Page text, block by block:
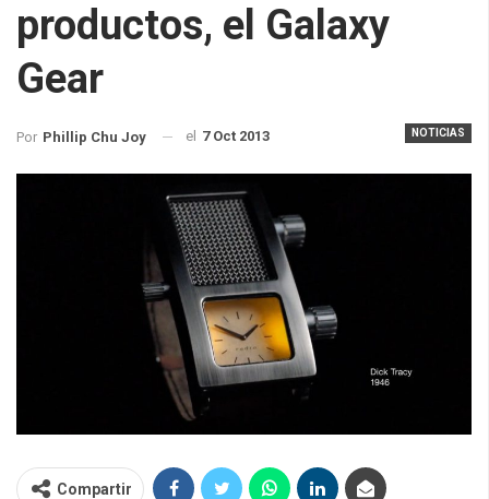
productos, el Galaxy
Gear
NOTICIAS
Por Phillip Chu Joy el 7 Oct 2013
Compartir